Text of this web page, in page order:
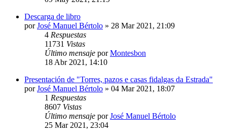
Descarga de libro
porJosé Manuel Bértolo » 28 Mar 2021, 21:09
4 Respuestas
11731 Vistas
Último mensaje porMontesbon
18 Abr 2021, 14:10
Presentación de "Torres, pazos e casas fidalgas da Estrada"
porJosé Manuel Bértolo » 04 Mar 2021, 18:07
1 Respuestas
8607 Vistas
Último mensaje porJosé Manuel Bértolo
25 Mar 2021, 23:04